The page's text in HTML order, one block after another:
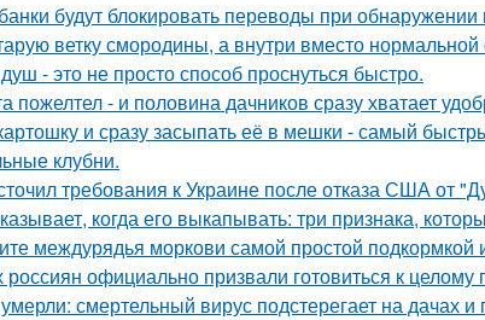
будут блокировать переводы при обнаружении
ветку смородины, а внутри вместо
- это не просто способ проснуться быстро.
пожелтел - и половина дачников сразу хватает
и сразу засыпать её в мешки - самый
клубни.
требования к Украине после отказа США от
когда его выкапывать: три признака,
междурядья моркови самой простой подкормкой
официально призвали готовиться к целому
смертельный вирус подстерегает на дачах и